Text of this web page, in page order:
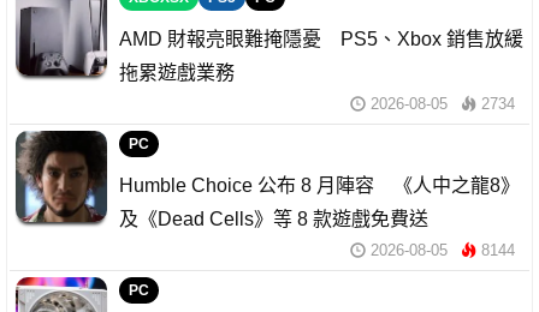
AMD 財報亮眼難掩隱憂 PS5、Xbox 銷售放緩
拖累遊戲業務
2026-08-05 2734
PC
Humble Choice 公布 8 月陣容 《人中之龍8》
及《Dead Cells》等 8 款遊戲免費送
2026-08-05 8144
PC